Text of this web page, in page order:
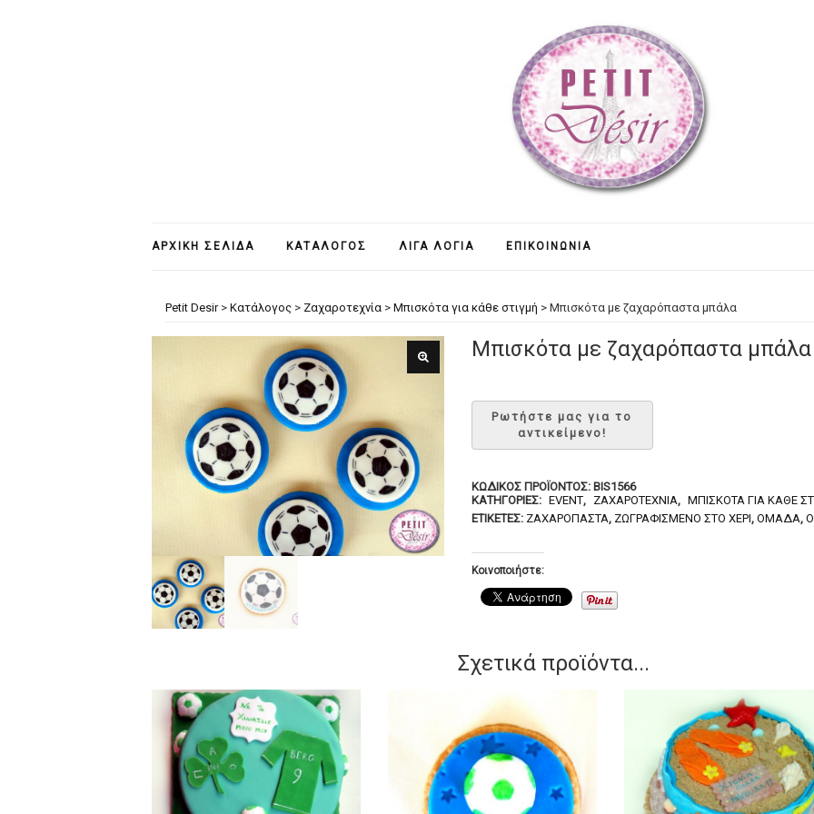
ΑΡΧΙΚΉ ΣΕΛΊΔΑ ΚΑΤΆΛΟΓΟΣ ΛΊΓΑ ΛΌΓΙΑ ΕΠΙΚΟΙΝΩΝΊΑ
Petit Desir> Κατάλογος > Ζαχαροτεχνία > Μπισκότα για κάθε στιγμή > Μπισκότα με ζαχαρόπαστα μπάλα
Μπισκότα με ζαχαρόπαστα μπάλα
ΚΩΔΙΚΌΣ ΠΡΟΪΌΝΤΟΣ: BIS1566
ΚΑΤΗΓΟΡΊΕΣ: EVENT, ΖΑΧΑΡΟΤΕΧΝΊΑ, ΜΠΙΣΚΌΤΑ ΓΙΑ ΚΆΘΕ
ΕΤΙΚΈΤΕΣ: ΖΑΧΑΡΌΠΑΣΤΑ, ΖΩΓΡΑΦΙΣΜΈΝΟ ΣΤΟ ΧΈΡΙ, ΟΜΆΔΑ,
Κοινοποιήστε:
Σχετικά προϊόντα...